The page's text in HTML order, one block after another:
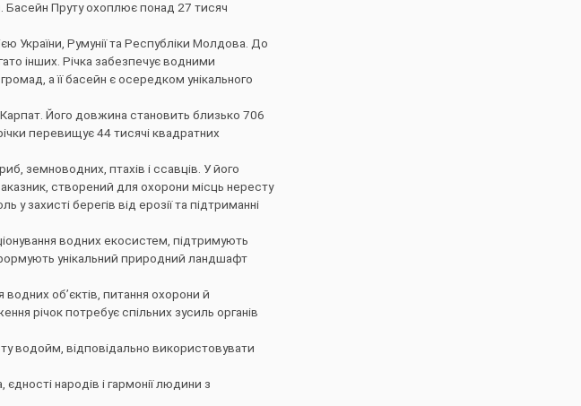
Басейн Пруту охоплює понад 27 тисяч
України, Румунії та Республіки Молдова. До
інших. Річка забезпечує водними
а її басейн є осередком унікального
Його довжина становить близько 706
перевищує 44 тисячі квадратних
земноводних, птахів і ссавців. У його
створений для охорони місць нересту
захисті берегів від ерозії та підтриманні
водних екосистем, підтримують
унікальний природний ландшафт
об’єктів, питання охорони й
річок потребує спільних зусиль органів
водойм, відповідально використовувати
народів і гармонії людини з